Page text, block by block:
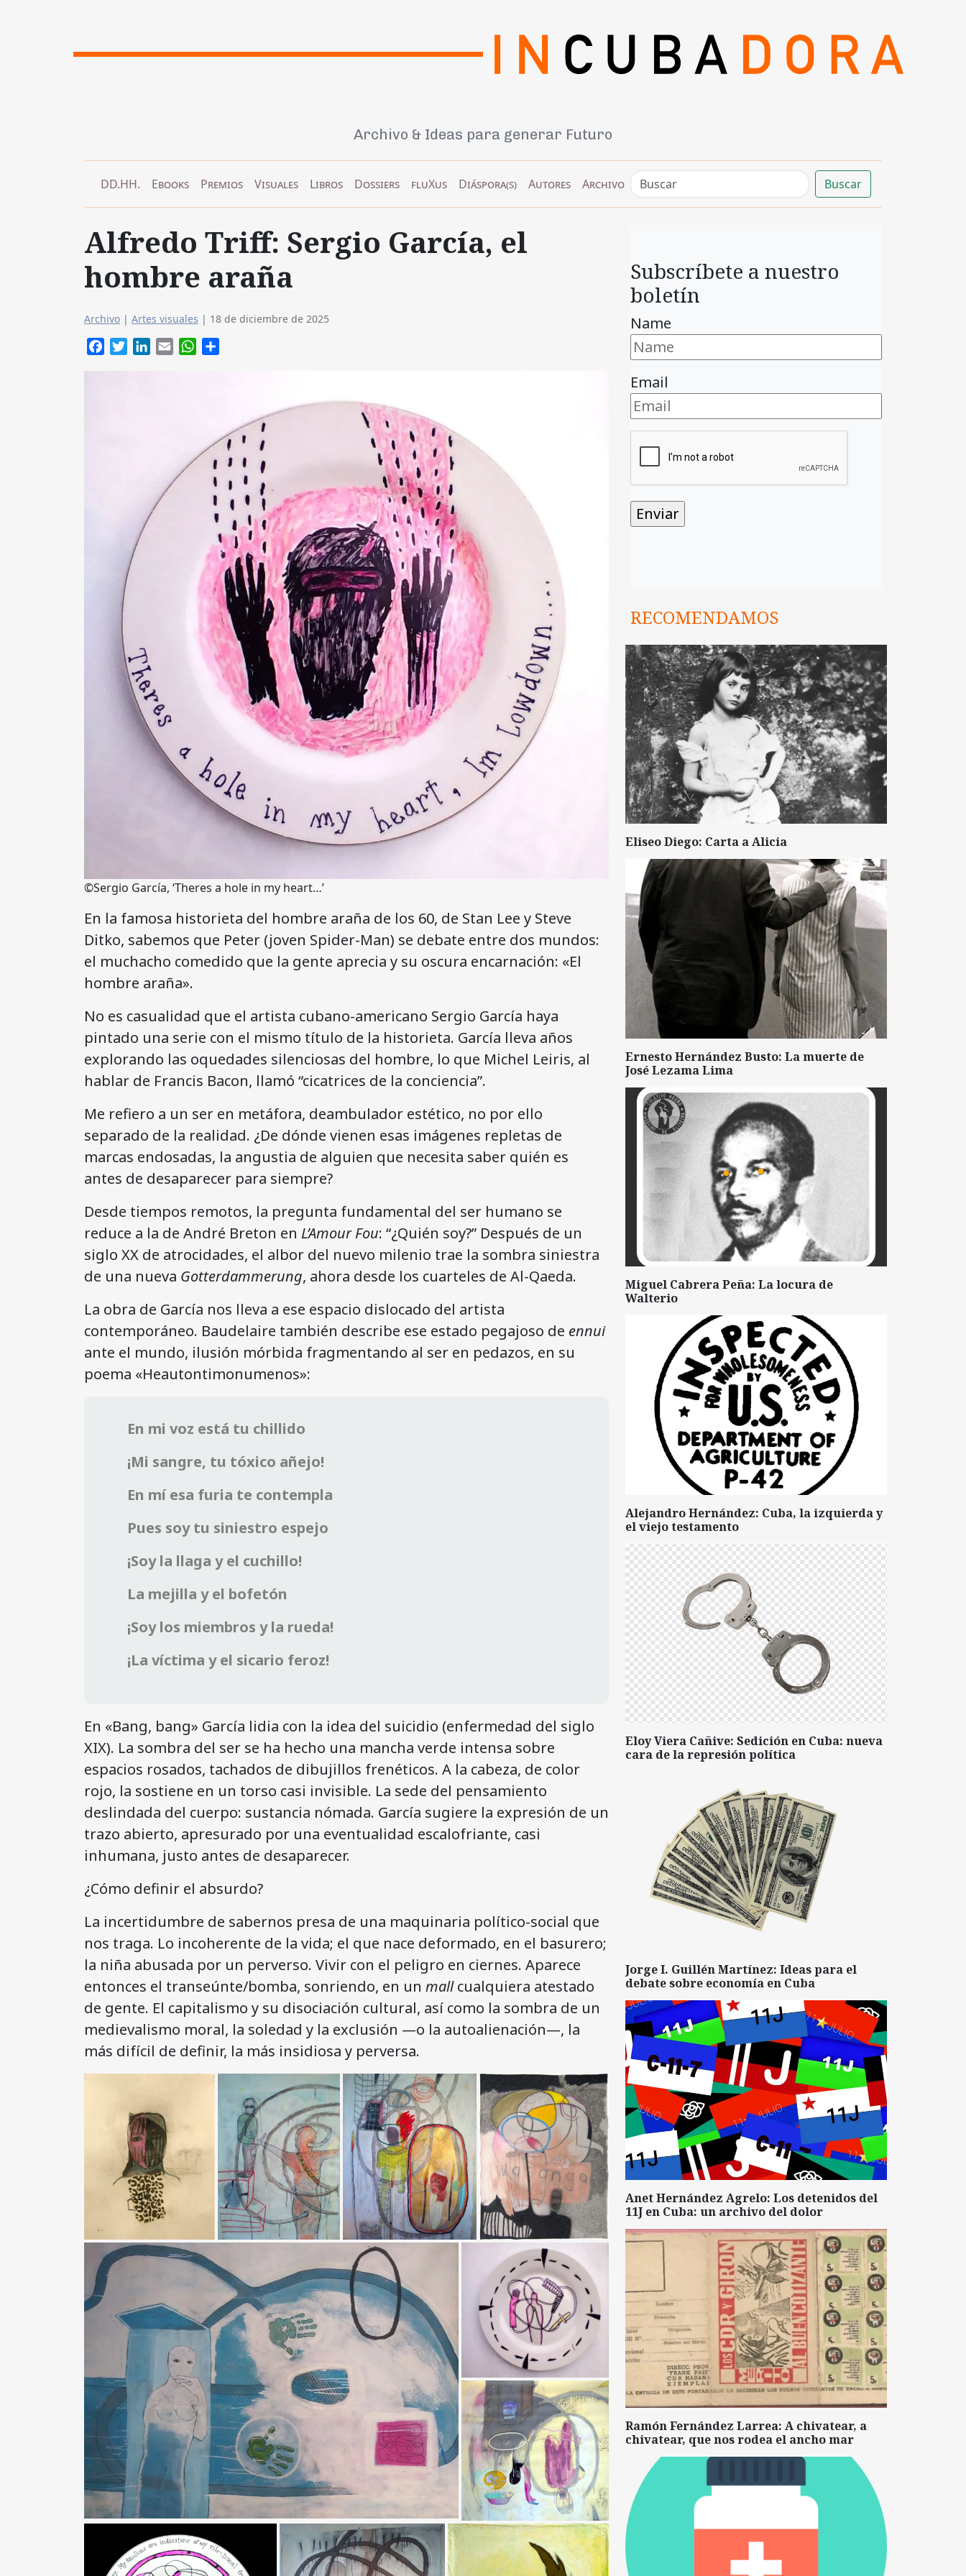
Archivo & Ideas para generar Futuro
DD.HH. Ebooks Premios Visuales Libros Dossiers fluXus Diáspora(s) Autores Archivo Buscar
Alfredo Triff: Sergio García, el
hombre araña
Archivo | Artes visuales | 18 de diciembre de 2025
FacebookTwitterLinkedIn
Email WhatsApp
©Sergio García, ‘Theres a hole in my heart…’
En la famosa historieta del hombre araña de los 60, de Stan Lee y Steve
Ditko, sabemos que Peter (joven Spider-Man) se debate entre dos mundos:
el muchacho comedido que la gente aprecia y su oscura encarnación: «El
hombre araña».
No es casualidad que el artista cubano-americano Sergio García haya
pintado una serie con el mismo título de la historieta. García lleva años
explorando las oquedades silenciosas del hombre, lo que Michel Leiris, al
hablar de Francis Bacon, llamó “cicatrices de la conciencia”.
Me refiero a un ser en metáfora, deambulador estético, no por ello
separado de la realidad. ¿De dónde vienen esas imágenes repletas de
marcas endosadas, la angustia de alguien que necesita saber quién es
antes de desaparecer para siempre?
Desde tiempos remotos, la pregunta fundamental del ser humano se
reduce a la de André Breton en L’Amour Fou: “¿Quién soy?” Después de un
siglo XX de atrocidades, el albor del nuevo milenio trae la sombra siniestra
de una nueva Gotterdammerung, ahora desde los cuarteles de Al-Qaeda.
La obra de García nos lleva a ese espacio dislocado del artista
contemporáneo. Baudelaire también describe ese estado pegajoso de ennui
ante el mundo, ilusión mórbida fragmentando al ser en pedazos, en su
poema «Heautontimonumenos»:
En mi voz está tu chillido
¡Mi sangre, tu tóxico añejo!
En mí esa furia te contempla
Pues soy tu siniestro espejo
¡Soy la llaga y el cuchillo!
La mejilla y el bofetón
¡Soy los miembros y la rueda!
¡La víctima y el sicario feroz!
En «Bang, bang» García lidia con la idea del suicidio (enfermedad del siglo
XIX). La sombra del ser se ha hecho una mancha verde intensa sobre
espacios rosados, tachados de dibujillos frenéticos. A la cabeza, de color
rojo, la sostiene en un torso casi invisible. La sede del pensamiento
deslindada del cuerpo: sustancia nómada. García sugiere la expresión de un
trazo abierto, apresurado por una eventualidad escalofriante, casi
inhumana, justo antes de desaparecer.
¿Cómo definir el absurdo?
La incertidumbre de sabernos presa de una maquinaria político-social que
nos traga. Lo incoherente de la vida; el que nace deformado, en el basurero;
la niña abusada por un perverso. Vivir con el peligro en ciernes. Aparece
entonces el transeúnte/bomba, sonriendo, en un mallcualquiera atestado
de gente. El capitalismo y su disociación cultural, así como la sombra de un
medievalismo moral, la soledad y la exclusión —o la autoalienación—, la
más difícil de definir, la más insidiosa y perversa.
Subscríbete a nuestro
boletín
Name
Email
RECOMENDAMOS
Eliseo Diego: Carta a Alicia
Ernesto Hernández Busto: La muerte de
José Lezama Lima
Miguel Cabrera Peña: La locura de
Walterio
Alejandro Hernández: Cuba, la izquierda y
el viejo testamento
Eloy Viera Cañive: Sedición en Cuba: nueva
cara de la represión política
Jorge I. Guillén Martínez: Ideas para el
debate sobre economía en Cuba
Anet Hernández Agrelo: Los detenidos del
11J en Cuba: un archivo del dolor
Ramón Fernández Larrea: A chivatear, a
chivatear, que nos rodea el ancho mar